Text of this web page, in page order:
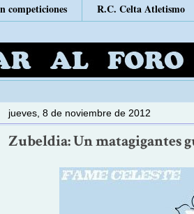
competiciones R.C. Celta Atletismo
jueves, 8 de noviembre de 2012
Zubeldia: Un matagigantes